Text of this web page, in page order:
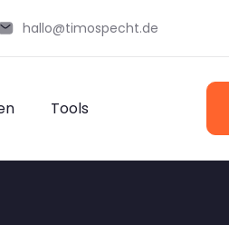
hallo@timospecht.de
Tools